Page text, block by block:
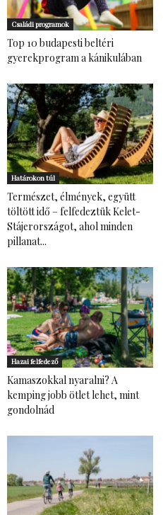
Családi programok
Top 10 budapesti beltéri
gyerekprogram a kánikulában
Határokon túl
Természet, élmények, együtt
töltött idő – felfedeztük Kelet-
Stájerországot, ahol minden
pillanat...
Hazai felfedező
Kamaszokkal nyaralni? A
kemping jobb ötlet lehet, mint
gondolnád